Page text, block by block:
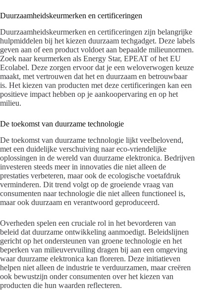
Duurzaamheidskeurmerken en certificeringen
Duurzaamheidskeurmerken en certificeringen zijn belangrijke
hulpmiddelen bij het kiezen duurzaam techgadget. Deze labels
geven aan of een product voldoet aan bepaalde milieunormen.
Zoek naar keurmerken als Energy Star, EPEAT of het EU
Ecolabel. Deze zorgen ervoor dat je een weloverwogen keuze
maakt, met vertrouwen dat het en duurzaam en betrouwbaar
is. Het kiezen van producten met deze certificeringen kan een
positieve impact hebben op je aankoopervaring en op het
milieu.
De toekomst van duurzame technologie
De toekomst van duurzame technologie lijkt veelbelovend,
met een duidelijke verschuiving naar eco-vriendelijke
oplossingen in de wereld van duurzame elektronica. Bedrijven
investeren steeds meer in innovaties die niet alleen de
prestaties verbeteren, maar ook de ecologische voetafdruk
verminderen. Dit trend volgt op de groeiende vraag van
consumenten naar technologie die niet alleen functioneel is,
maar ook duurzaam en verantwoord geproduceerd.
Overheden spelen een cruciale rol in het bevorderen van
beleid dat duurzame ontwikkeling aanmoedigt. Beleidslijnen
gericht op het ondersteunen van groene technologie en het
beperken van milieuvervuiling dragen bij aan een omgeving
waar duurzame elektronica kan floreren. Deze initiatieven
helpen niet alleen de industrie te verduurzamen, maar creëren
ook bewustzijn onder consumenten over het kiezen van
producten die hun waarden reflecteren.